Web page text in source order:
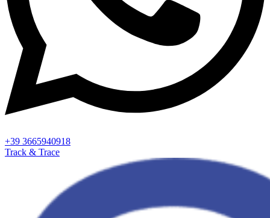
+39 3665940918
Track & Trace